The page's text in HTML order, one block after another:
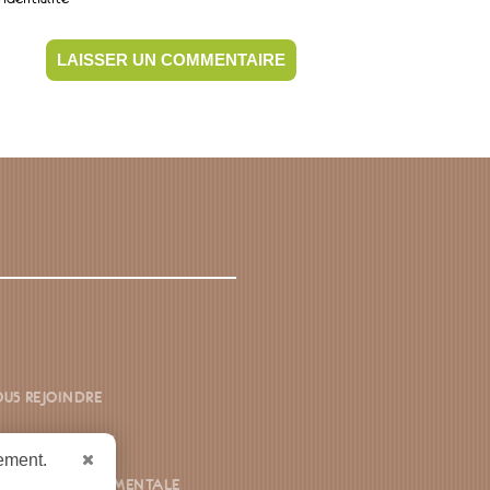
REJOINDRE
NOUS
ENVIRONNEMENTALE